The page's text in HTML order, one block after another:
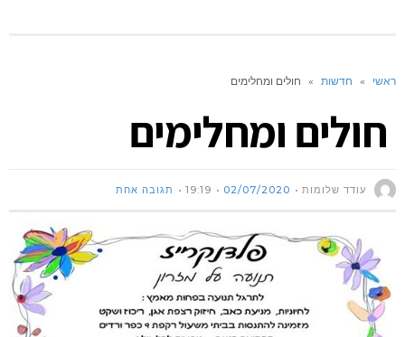
ראשי » חדשות » חולים ומחלימים
חולים ומחלימים
עודד שלומות 02/07/2020
19:19 תגובה אחת